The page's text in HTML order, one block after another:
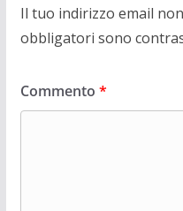
Il tuo indirizzo email
obbligatori sono
Commento *